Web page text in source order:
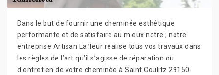
Dans le but de fournir une cheminée esthétique,
performante et de satisfaire au mieux notre ; notre
entreprise Artisan Lafleur réalise tous vos travaux dans
les règles de l’art qu’il s’agisse de réparation ou
d’entretien de votre cheminée à Saint Coulitz 29150.